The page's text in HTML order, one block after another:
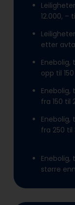
12.000, –
etter
Enebolig,
opp til
Enebolig,
fra 150 til
Enebolig,
fra 250 til
Enebolig,
større